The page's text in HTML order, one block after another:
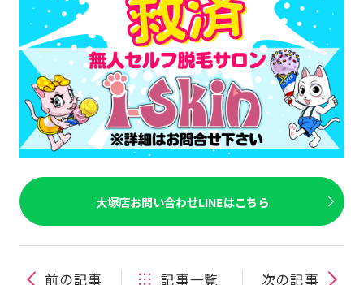
大塚店お問い合わせLINEはこちら
前の記事 記事一覧 次の記事